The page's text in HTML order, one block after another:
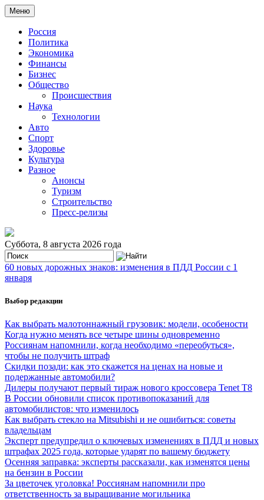
Меню
Россия
Политика
Экономика
Финансы
Бизнес
Общество
Происшествия
Наука
Технологии
Авто
Спорт
Здоровье
Культура
Разное
Анонсы
Туризм
Строительство
Пресс-релизы
Суббота, 8 августа 2026 года
60 новых дорожных знаков: изменения в ПДД России с 1
января
Выбор редакции
Как выбрать малотоннажный грузовик: модели, особености
Когда нужно менять все четыре шины одновременно
Россиянам напомнили, когда необходимо «переобуться»,
чтобы не получить штраф
Скидки позади: как это скажется на ценах на новые и
подержанные автомобили?
Дилеры получают первый тираж нового кроссовера Tenet T8
В России обновили список противопоказаний для
автомобилистов: что изменилось
Как выбрать стекло на Mitsubishi и не ошибиться: советы
владельцам
Эксперт предупредил о ключевых изменениях в ПДД и новых
штрафах 2025 года, которые ударят по вашему бюджету
Осенняя заправка: эксперты рассказали, как изменятся цены
на бензин в России
За цветочек уголовка! Россиянам напомнили про
ответственность за выращивание могильника